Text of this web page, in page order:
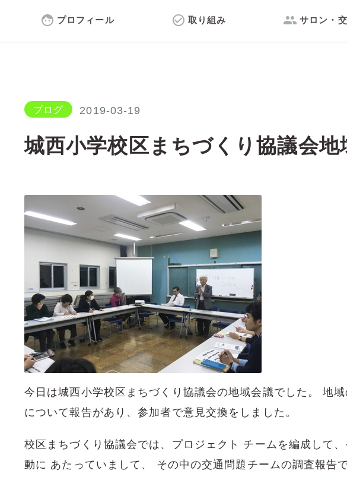
face プロフィール check_circle_outline 取り組み group サロン・
ブログ 2019-03-19
城西小学校区まちづくり協議会地
今日は城西小学校区まちづくり協議会の地域会議でした。 地
について報告があり、参加者で意見交換をしました。
校区まちづくり協議会では、プロジェクト チームを編成して
動に あたっていまして、 その中の交通問題チームの調査報告で